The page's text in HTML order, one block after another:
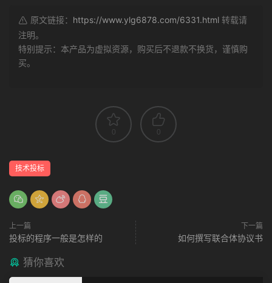
原文链接： https://www.ylg6878.com/6331.html 转载请
注明。
特别提示：本产品为虚拟资源，购买后不退款不换货，谨慎购
买。
0 0
技术投标
上一篇
投标的程序一般是怎样的
下一篇
如何撰写联合体协议书
猜你喜欢